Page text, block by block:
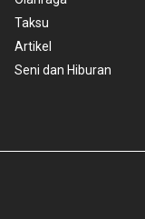
Taksu
Artikel
Seni dan Hiburan